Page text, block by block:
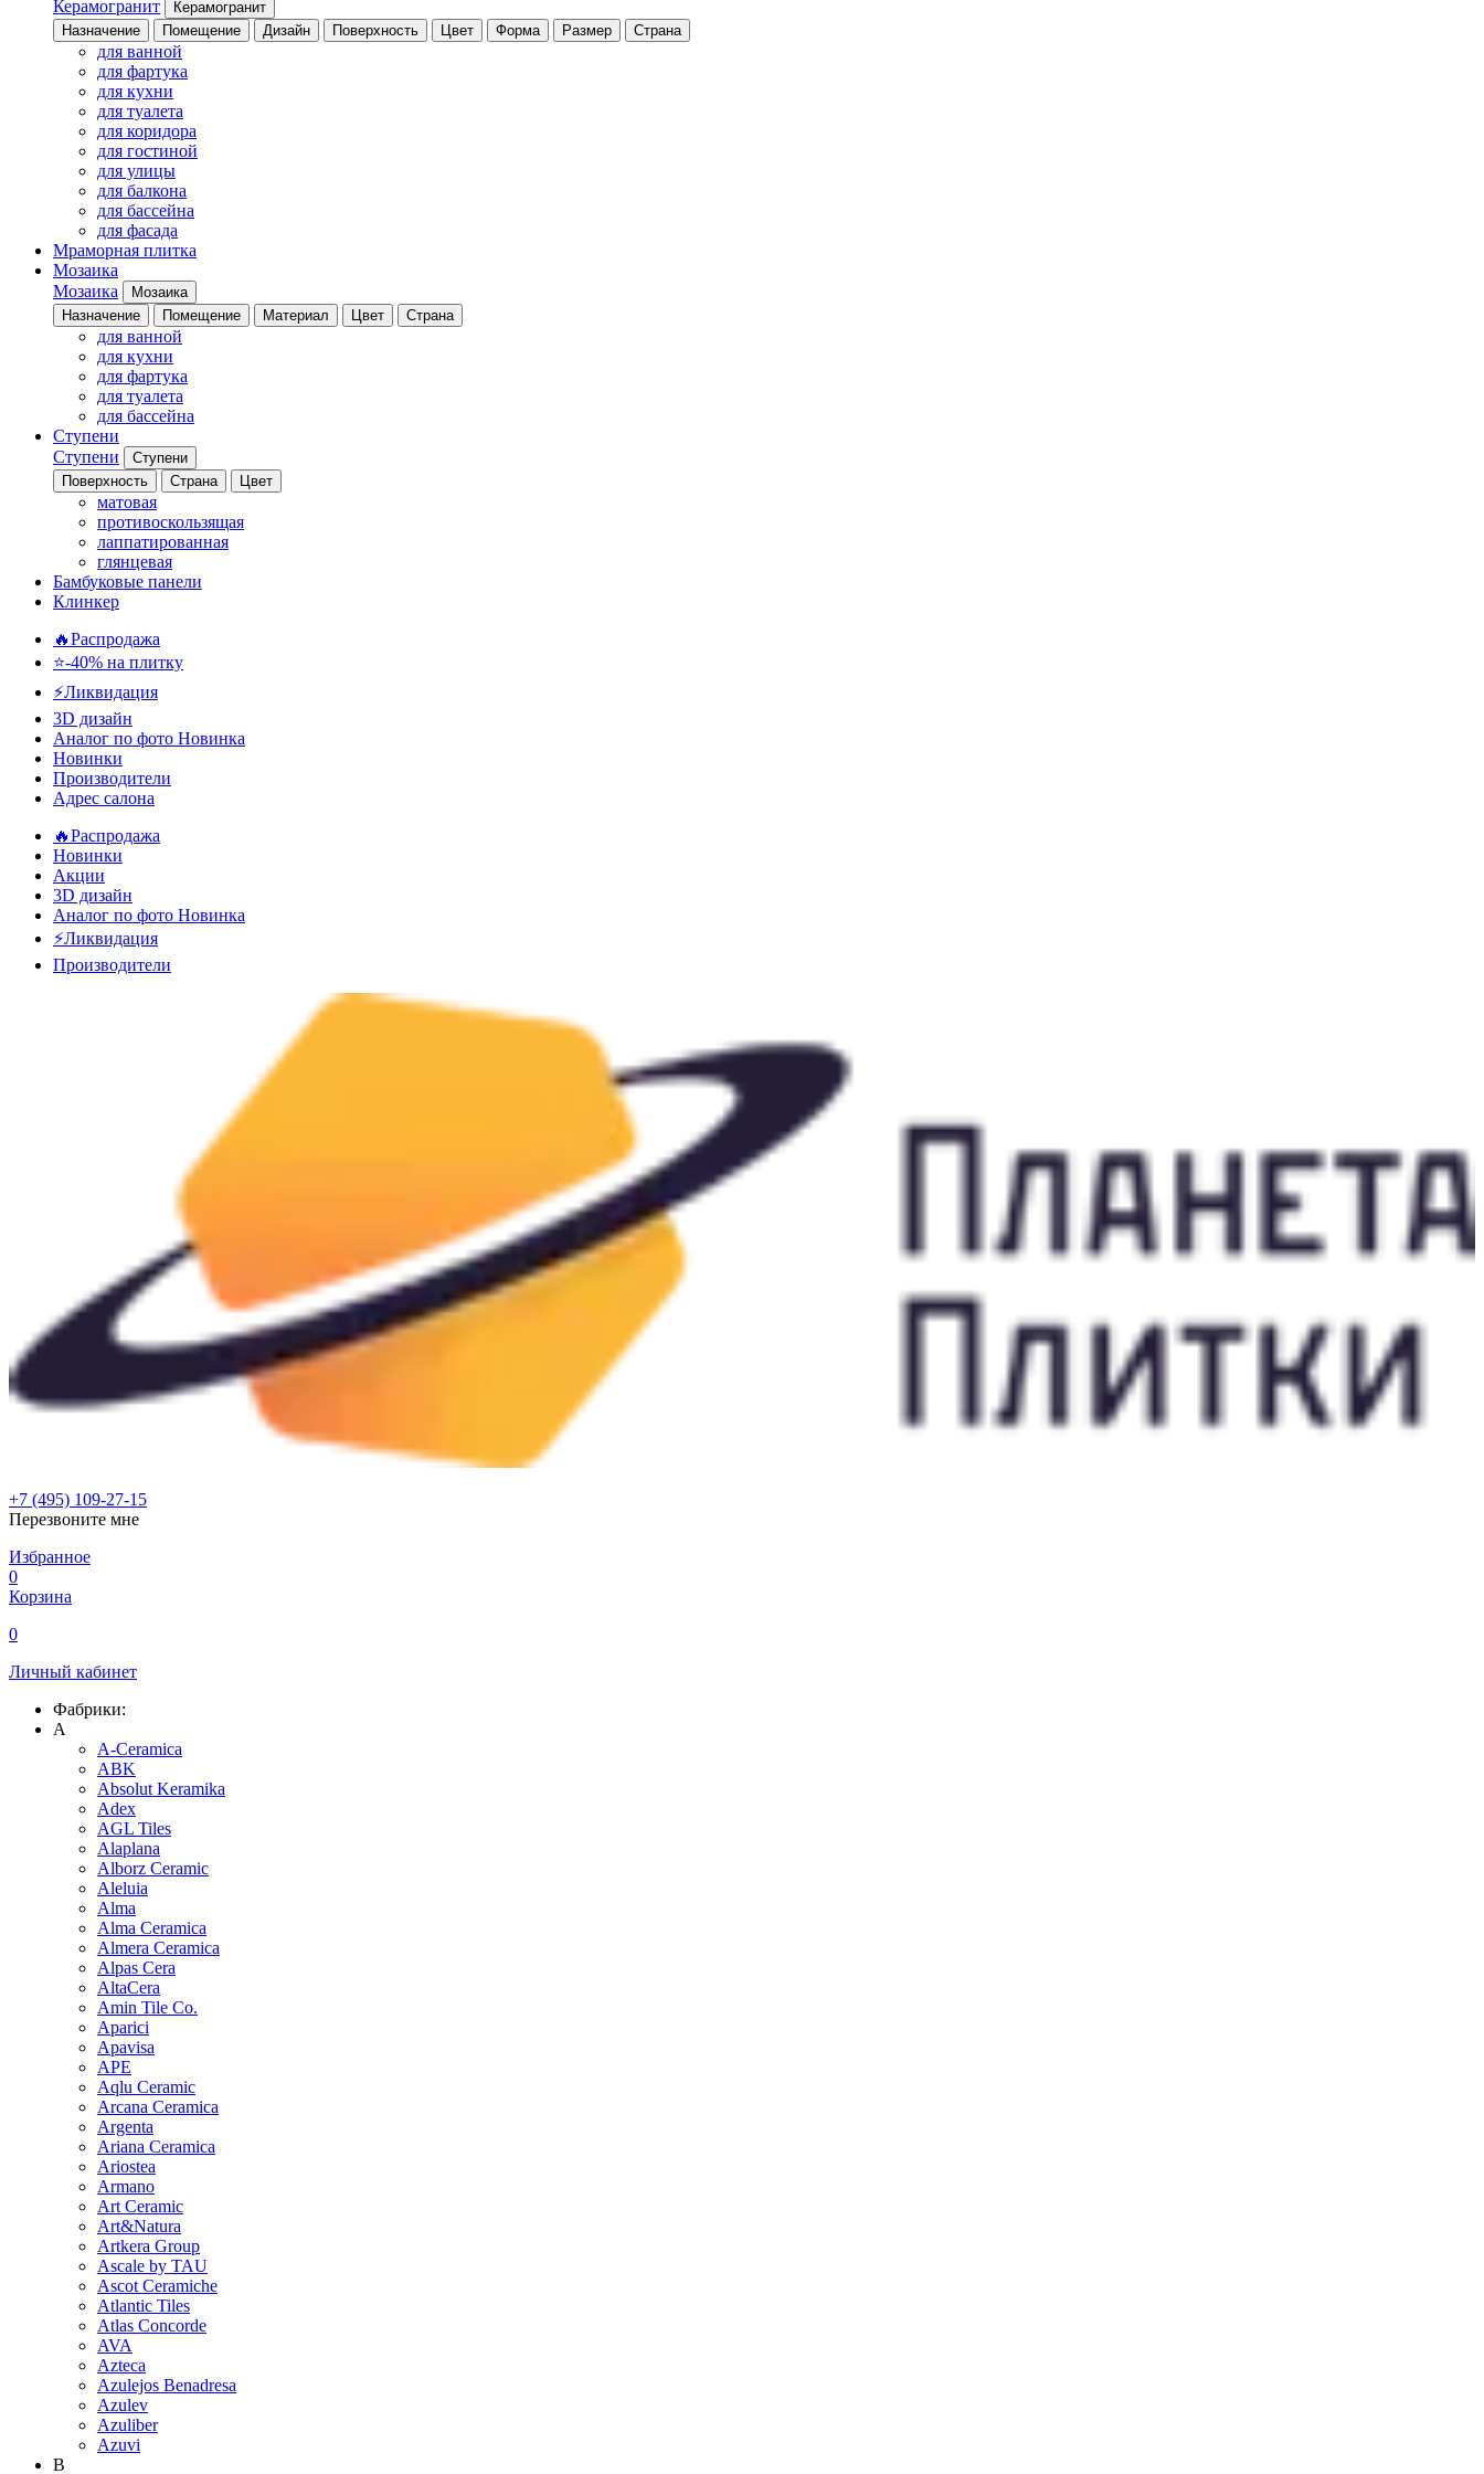
Керамогранит
Керамогранит
Назначение
Помещение Дизайн Поверхность Цвет Форма Размер Страна
для ванной
для фартука
для кухни
для туалета
для коридора
для гостиной
для улицы
для балкона
для бассейна
для фасада
Мраморная плитка
Мозаика
Мозаика
Мозаика
Назначение
Помещение Материал Цвет Страна
для ванной
для кухни
для фартука
для туалета
для бассейна
Ступени
Ступени
Ступени
Поверхность
Страна Цвет
матовая
противоскользящая
лаппатированная
глянцевая
Бамбуковые панели
Клинкер
🔥Распродажа
⭐-40% на плитку
⚡️Ликвидация
3D дизайн
Аналог по фото Новинка
Новинки
Производители
Адрес салона
🔥Распродажа
Новинки
Акции
3D дизайн
Аналог по фото Новинка
⚡Ликвидация
Производители
+7 (495) 109-27-15
Перезвоните мне
Избранное
0
Корзина
0
Личный кабинет
Фабрики:
A
A-Ceramica
ABK
Absolut Keramika
Adex
AGL Tiles
Alaplana
Alborz Ceramic
Aleluia
Alma
Alma Ceramica
Almera Ceramica
Alpas Cera
AltaCera
Amin Tile Co.
Aparici
Apavisa
APE
Aqlu Ceramic
Arcana Ceramica
Argenta
Ariana Ceramica
Ariostea
Armano
Art Ceramic
Art&Natura
Artkera Group
Ascale by TAU
Ascot Ceramiche
Atlantic Tiles
Atlas Concorde
AVA
Azteca
Azulejos Benadresa
Azulev
Azuliber
Azuvi
B